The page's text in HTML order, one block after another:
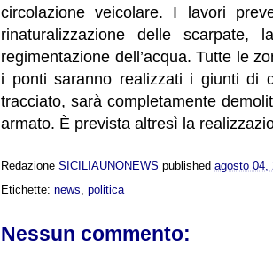
circolazione veicolare. I lavori
rinaturalizzazione delle scarpate,
regimentazione dell’acqua. Tutte le
i ponti saranno realizzati i giunti di
tracciato, sarà completamente
armato. È prevista altresì la
Redazione SICILIAUNONEWS published agosto 04,
Etichette: news politica
Nessun commento: